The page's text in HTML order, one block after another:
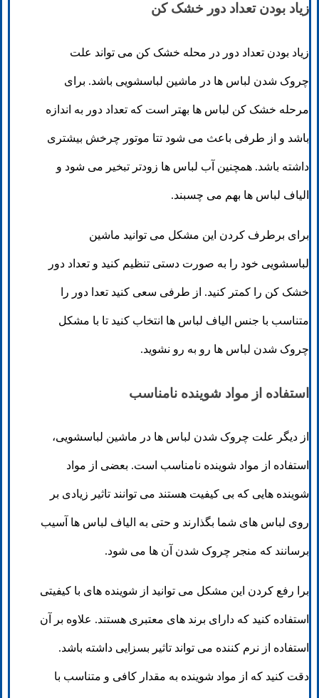
زیاد بودن تعداد دور خشک ‌کن
زیاد بودن تعداد دور در محله خشک کن می تواند علت
چروک شدن لباس ها در ماشین لباسشویی باشد. برای
مرحله خشک کن لباس ها بهتر است که تعداد دور به اندازه
باشد و از طرفی باعث می شود تتا موتور چرخش بیشتری
داشته باشد. همچنین آب لباس ها زودتر تبخیر می شود و
الیاف لباس ها بهم می چسبند.
برای برطرف کردن این مشکل می توانید ماشین
لباسشویی خود را به صورت دستی تنظیم کنید و تعداد دور
خشک کن را کمتر کنید. از طرفی سعی کنید تعدا دور را
متناسب با جنس الیاف لباس ها انتخاب کنید تا با مشکل
چروک شدن لباس ها رو به رو نشوید.
استفاده از مواد شوینده نامناسب
از دیگر علت چروک شدن لباس ها در ماشین لباسشویی،
استفاده از مواد شوینده نامناسب است. بعضی از مواد
شوینده هایی که بی کیفیت هستند می توانند تاثیر زیادی بر
روی لباس های شما بگذارند و حتی به الیاف لباس ها آسیب
برسانند که منجر چروک شدن آن ها می شود.
برا رفع کردن این مشکل می توانید از شوینده های با کیفیتی
استفاده کنید که دارای برند های معتبری هستند. علاوه بر آن
استفاده از نرم کننده می تواند تاثیر بسزایی داشته باشد.
دقت کنید که از مواد شوینده به مقدار کافی و متناسب با